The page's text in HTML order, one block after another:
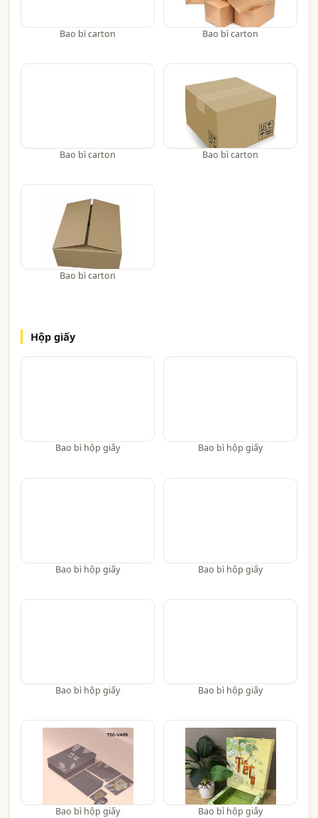
Bao bì carton Bao bì carton
Bao bì carton Bao bì carton
Bao bì carton
Hộp giấy
Bao bì hộp giấy Bao bì hộp giấy
Bao bì hộp giấy Bao bì hộp giấy
Bao bì hộp giấy Bao bì hộp giấy
Bao bì hộp giấy Bao bì hộp giấy